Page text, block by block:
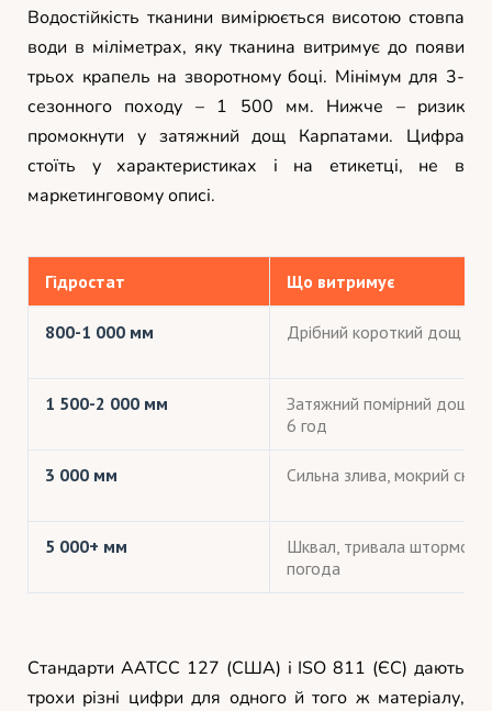
Водостійкість тканини вимірюється висотою стовпа
води в міліметрах, яку тканина витримує до появи
трьох крапель на зворотному боці. Мінімум для 3-
сезонного походу – 1 500 мм. Нижче – ризик
промокнути у затяжний дощ Карпатами. Цифра
стоїть у характеристиках і на етикетці, не в
маркетинговому описі.
Гідростат Що витримує
800-1 000 мм Дрібний короткий дощ
1 500-2 000 мм
Затяжний помірний дощ 4-
6 год
3 000 мм Сильна злива, мокрий сніг
5 000+ мм
Шквал, тривала штормова
погода
Стандарти AATCC 127 (США) і ISO 811 (ЄС) дають
трохи різні цифри для одного й того ж матеріалу,